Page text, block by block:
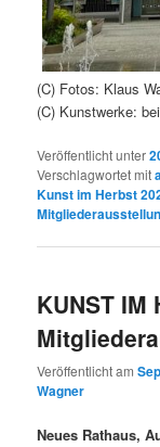
(C) Fotos: Klaus
(C) Kunstwerke:
Veröffentlicht unter
Verschlagwortet mit
Kunst im Herbst
KUNST IM
Veröffentlicht am
Wagner
Neues Rathaus,